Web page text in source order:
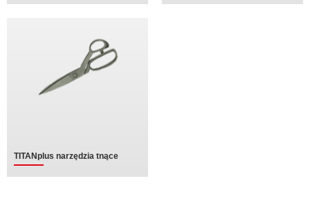
TITANplus narzędzia tnące